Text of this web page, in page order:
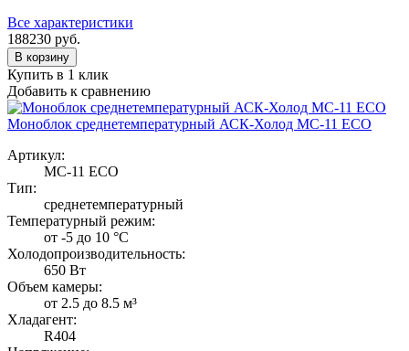
Все характеристики
188230 руб.
В корзину
Купить в 1 клик
Добавить к сравнению
Моноблок среднетемпературный АСК-Холод МС-11 ECO
Артикул:
МС-11 ECO
Тип:
среднетемпературный
Температурный режим:
от -5 до 10 °C
Холодопроизводительность:
650 Вт
Объем камеры:
от 2.5 до 8.5 м³
Хладагент:
R404